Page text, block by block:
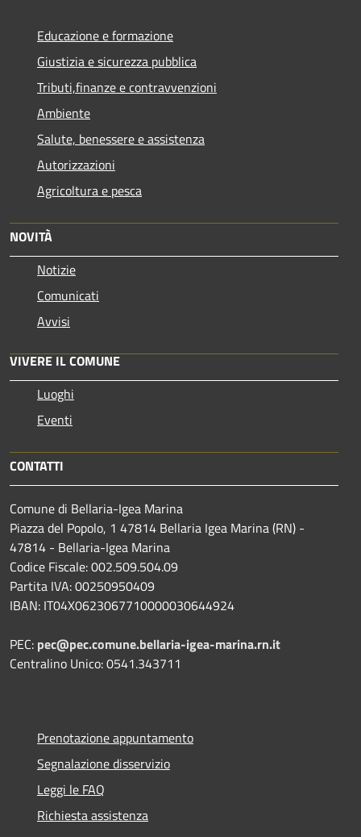
Educazione e formazione
Giustizia e sicurezza pubblica
Tributi,finanze e contravvenzioni
Ambiente
Salute, benessere e assistenza
Autorizzazioni
Agricoltura e pesca
NOVITÀ
Notizie
Comunicati
Avvisi
VIVERE IL COMUNE
Luoghi
Eventi
CONTATTI
Comune di Bellaria-Igea Marina
Piazza del Popolo, 1 47814 Bellaria Igea Marina (RN) -
47814 - Bellaria-Igea Marina
Codice Fiscale: 002.509.504.09
Partita IVA: 00250950409
IBAN: IT04X0623067710000030644924
PEC: pec@pec.comune.bellaria-igea-marina.rn.it
Centralino Unico: 0541.343711
Prenotazione appuntamento
Segnalazione disservizio
Leggi le FAQ
Richiesta assistenza